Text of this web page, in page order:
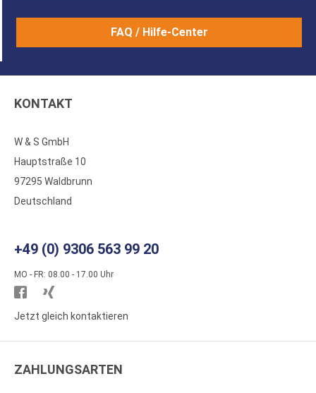
FAQ / Hilfe-Center
KONTAKT
W & S GmbH
Hauptstraße 10
97295 Waldbrunn
Deutschland
+49 (0) 9306 563 99 20
MO - FR: 08.00 - 17.00 Uhr
Besuchen
Sie
auf
Sie
auf
Jetzt gleich kontaktieren
ZAHLUNGSARTEN